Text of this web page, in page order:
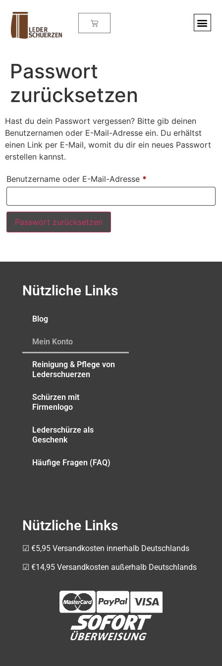
Passwort
zurücksetzen
Hast du dein Passwort vergessen? Bitte gib deinen
Benutzernamen oder E-Mail-Adresse ein. Du erhältst
einen Link per E-Mail, womit du dir ein neues Passwort
erstellen kannst.
Benutzername oder E-Mail-Adresse *
Passwort zurücksetzen
Nützliche Links
Blog
Mein Konto
Reinigung & Pflege von
Lederschuerzen
Schürzen mit
Firmenlogo
Lederschürze als
Geschenk
Häufige Fragen (FAQ)
Nützliche Links
☑ €5,95 Versandkosten innerhalb Deutschlands
☑ €14,95 Versandkosten außerhalb Deutschlands